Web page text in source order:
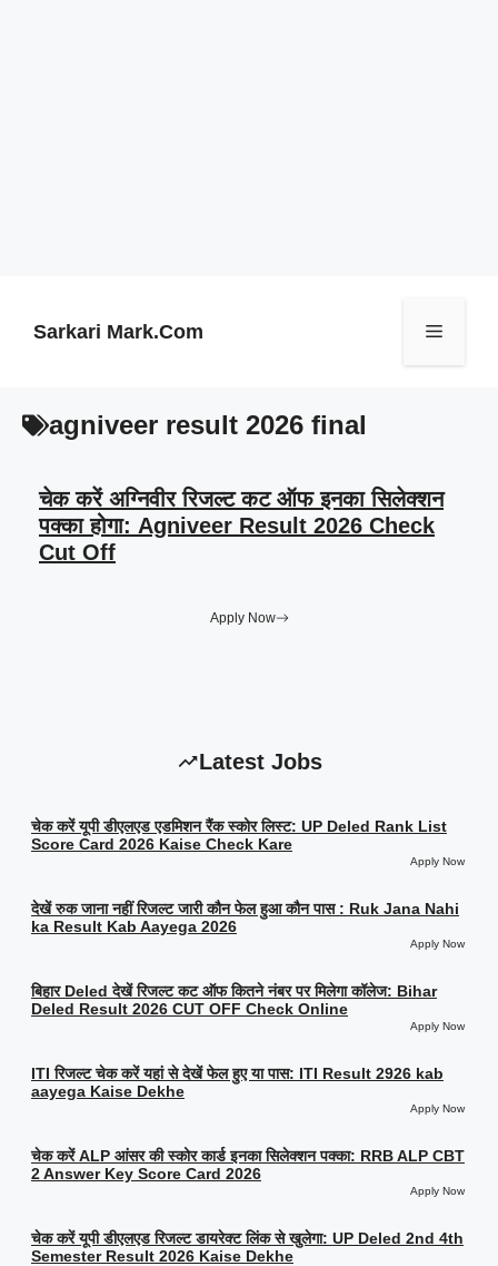
Sarkari Mark.Com Menu
agniveer result 2026 final
चेक करें अग्निवीर रिजल्ट कट ऑफ इनका सिलेक्शन
पक्का होगा: Agniveer Result 2026 Check
Cut Off
Apply Now
Latest Jobs
चेक करें यूपी डीएलएड एडमिशन रैंक स्कोर लिस्ट: UP Deled Rank List
Score Card 2026 Kaise Check Kare
Apply Now
देखें रुक जाना नहीं रिजल्ट जारी कौन फेल हुआ कौन पास : Ruk Jana Nahi
ka Result Kab Aayega 2026
Apply Now
बिहार Deled देखें रिजल्ट कट ऑफ कितने नंबर पर मिलेगा कॉलेज: Bihar
Deled Result 2026 CUT OFF Check Online
Apply Now
ITI रिजल्ट चेक करें यहां से देखें फेल हुए या पास: ITI Result 2926 kab
aayega Kaise Dekhe
Apply Now
चेक करें ALP आंसर की स्कोर कार्ड इनका सिलेक्शन पक्का: RRB ALP CBT
2 Answer Key Score Card 2026
Apply Now
चेक करें यूपी डीएलएड रिजल्ट डायरेक्ट लिंक से खुलेगा: UP Deled 2nd 4th
Semester Result 2026 Kaise Dekhe